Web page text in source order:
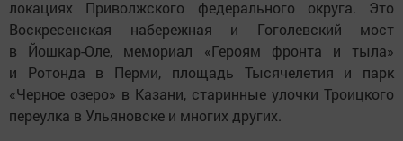
локациях Приволжского федерального округа. Это
Воскресенская набережная и Гоголевский мост
в Йошкар-Оле, мемориал «Героям фронта и тыла»
и Ротонда в Перми, площадь Тысячелетия и парк
«Черное озеро» в Казани, старинные улочки Троицкого
переулка в Ульяновске и многих других.